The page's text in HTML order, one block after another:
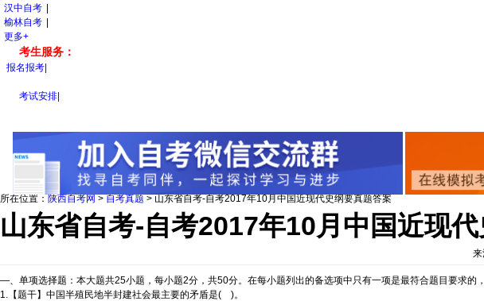
汉中自考
榆林自考
更多+
考生服务：
报名报考
考试安排
所在位置：陕西自考网>自考真题>山东省自考-自考2017年10月中国近现代史纲要真题答案
山东省自考-自考2017年10月中国近现
来
—、单项选择题：本大题共25小题，每小题2分，共50分。在每小题列出的备选项中只有一项是最符合题目要求的，
1.【题干】中国半殖民地半封建社会最主要的矛盾是( )。